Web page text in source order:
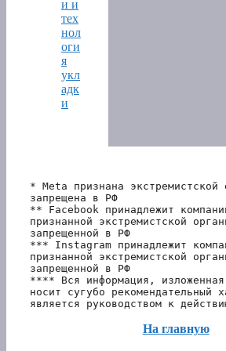
и и
тех
нол
оги
я
укл
адк
и
* Meta признана экстремистской
запрещена в РФ
** Facebook принадлежит
признанной экстремистской
запрещенной в РФ
*** Instagram принадлежит
признанной экстремистской
запрещенной в РФ
**** Вся информация,
носит сугубо рекомендательный
является руководством к
На главную